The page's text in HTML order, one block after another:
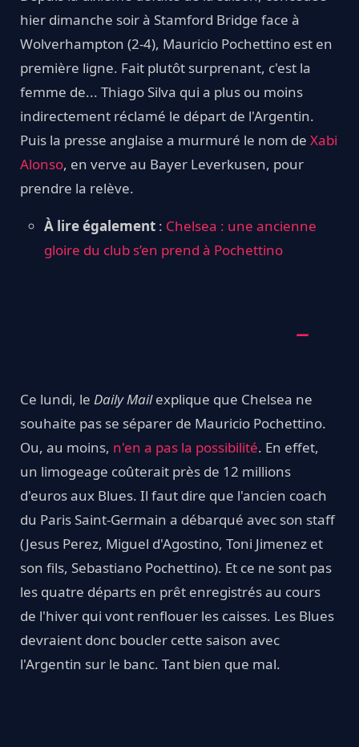
hier dimanche soir à Stamford Bridge face à
Wolverhampton (2-4), Mauricio Pochettino est en
première ligne. Fait plutôt surprenant, c'est la
femme de... Thiago Silva qui a plus ou moins
indirectement réclamé le départ de l'Argentin.
Puis la presse anglaise a murmuré le nom de Xabi
Alonso, en verve au Bayer Leverkusen, pour
prendre la relève.
À lire également : Chelsea : une ancienne
gloire du club s’en prend à Pochettino
Ce lundi, le Daily Mailexplique que Chelsea ne
souhaite pas se séparer de Mauricio Pochettino.
Ou, au moins, n'en a pas la possibilité. En effet,
un limogeage coûterait près de 12 millions
d'euros aux Blues. Il faut dire que l'ancien coach
du Paris Saint-Germain a débarqué avec son staff
(Jesus Perez, Miguel d'Agostino, Toni Jimenez et
son fils, Sebastiano Pochettino). Et ce ne sont pas
les quatre départs en prêt enregistrés au cours
de l'hiver qui vont renflouer les caisses. Les Blues
devraient donc boucler cette saison avec
l'Argentin sur le banc. Tant bien que mal.